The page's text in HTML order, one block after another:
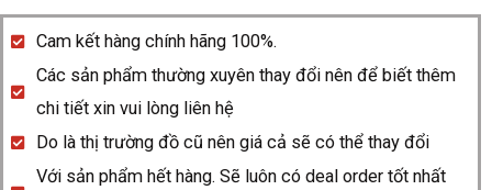
580.0260.3.016
quantity
Cam kết hàng chính hãng 100%.
Các sản phẩm thường xuyên thay đổi nên để biết thêm
chi tiết xin vui lòng liên hệ
Do là thị trường đồ cũ nên giá cả sẽ có thể thay đổi
Với sản phẩm hết hàng. Sẽ luôn có deal order tốt nhất